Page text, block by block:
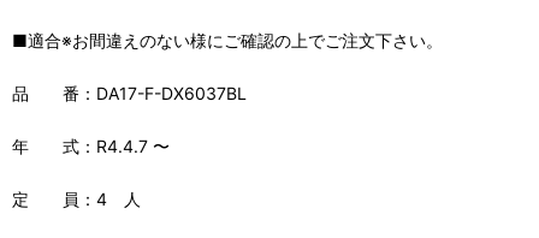
■適合※お間違えのない様にご確認の上でご注文下さい。
品 番：DA17-F-DX6037BL
年 式：R4.4.7 〜
定 員：4 人